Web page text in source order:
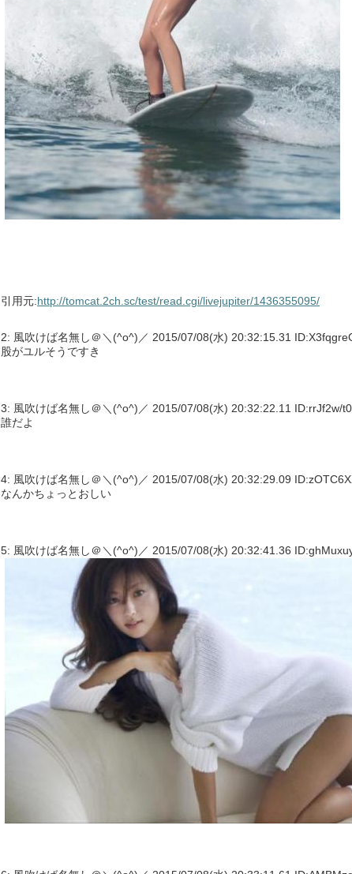
引用元:http://tomcat.2ch.sc/test/read.cgi/livejupiter/1436355095/
2: 風吹けば名無し＠＼(^o^)／ 2015/07/08(水) 20:32:15.31
股がユルそうですき
3: 風吹けば名無し＠＼(^o^)／ 2015/07/08(水) 20:32:22.11 ID:rrJf2w/
誰だよ
4: 風吹けば名無し＠＼(^o^)／ 2015/07/08(水) 20:32:29.09
なんかちょっとおしい
5: 風吹けば名無し＠＼(^o^)／ 2015/07/08(水) 20:32:41.36